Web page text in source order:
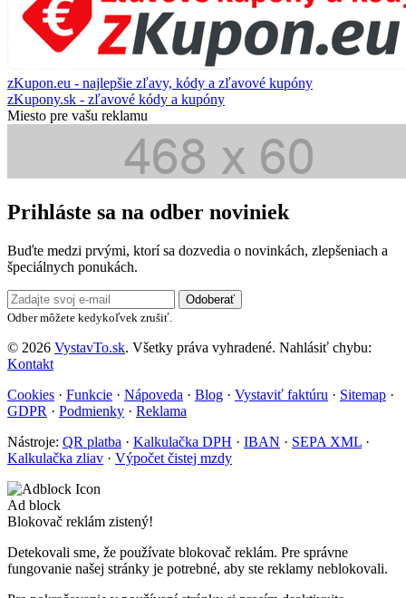
zKupon.eu - najlepšie zľavy, kódy a zľavové kupóny
zKupony.sk - zľavové kódy a kupóny
Miesto pre vašu reklamu
Prihláste sa na odber noviniek
Buďte medzi prvými, ktorí sa dozvedia o novinkách, zlepšeniach a
špeciálnych ponukách.
Odoberať
Odber môžete kedykoľvek zrušiť.
© 2026 VystavTo.sk. Všetky práva vyhradené. Nahlásiť chybu:
Kontakt
Cookies · Funkcie · Nápoveda · Blog · Vystaviť faktúru · Sitemap ·
GDPR · Podmienky · Reklama
Nástroje: QR platba · Kalkulačka DPH · IBAN · SEPA XML ·
Kalkulačka zliav · Výpočet čistej mzdy
Ad block
Blokovač reklám zistený!
Detekovali sme, že používate blokovač reklám. Pre správne
fungovanie našej stránky je potrebné, aby ste reklamy neblokovali.